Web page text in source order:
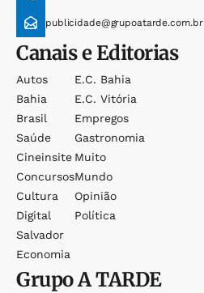
publicidade@grupoatarde.com.br
Canais e Editorias
Autos
Bahia
Brasil
Saúde
Cineinsite
Concursos
Cultura
Digital
Salvador
Economia
E.c. Bahia
E.c. Vitória
Empregos
Gastronomia
Muito
Mundo
Opinião
Política
GrupoA TARDE